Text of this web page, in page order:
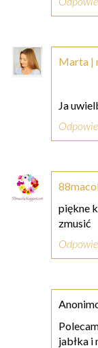
Marta |
Ja
piękne
zmusić
jabłka i